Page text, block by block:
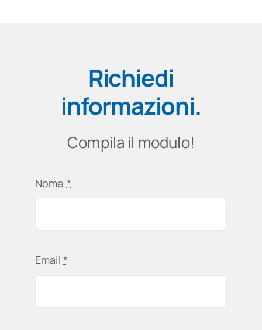
Richiedi
informazioni.
Compila il modulo!
Nome *
Email *